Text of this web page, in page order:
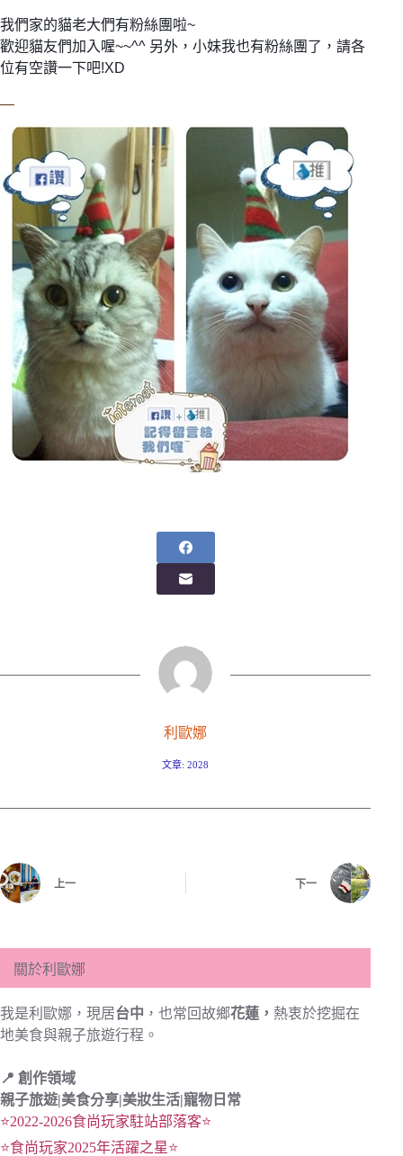
我們家的貓老大們有粉絲團啦~
歡迎貓友們加入喔~~^^ 另外，小妹我也有粉絲團了，請各
位有空讚一下吧!XD
—
利歐娜
文章: 2028
上一 下一
關於利歐娜
我是利歐娜，現居台中 ，也常回故鄉花蓮， 熱衷於挖掘在
地美食與親子旅遊行程。
📍 創作領域
親子旅遊|美食分享|美妝生活|寵物日常
⭐2022-2026食尚玩家駐站部落客⭐
⭐食尚玩家2025年活躍之星⭐